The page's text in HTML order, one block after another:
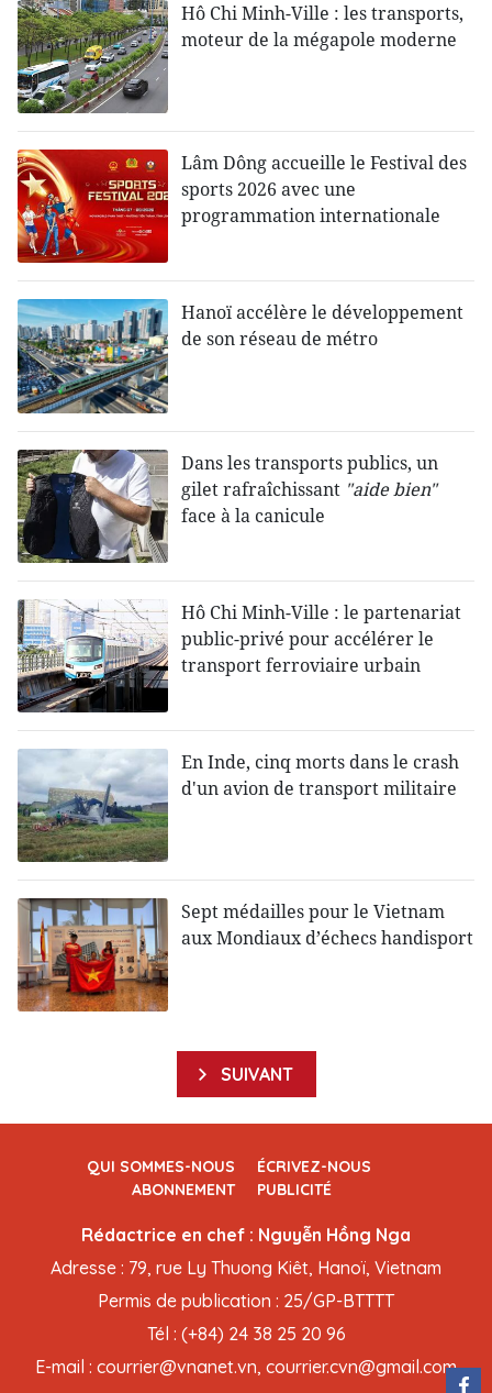
Hô Chi Minh-Ville : les transports,
moteur de la mégapole moderne
Lâm Dông accueille le Festival des
sports 2026 avec une
programmation internationale
Hanoï accélère le développement
de son réseau de métro
Dans les transports publics, un
gilet rafraîchissant "aide bien"
face à la canicule
Hô Chi Minh-Ville : le partenariat
public-privé pour accélérer le
transport ferroviaire urbain
En Inde, cinq morts dans le crash
d'un avion de transport militaire
Sept médailles pour le Vietnam
aux Mondiaux d’échecs handisport
SUIVANT
QUI SOMMES-NOUS
ÉCRIVEZ-NOUS
ABONNEMENT
PUBLICITÉ
Rédactrice en chef : Nguyễn Hồng Nga
Adresse : 79, rue Ly Thuong Kiêt, Hanoï, Vietnam
Permis de publication : 25/GP-BTTTT
Tél : (+84) 24 38 25 20 96
E-mail : courrier@vnanet.vn, courrier.cvn@gmail.com